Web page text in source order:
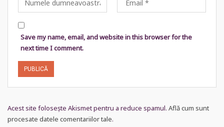
Save my name, email, and website in this browser for the
next time I comment.
Acest site folosește Akismet pentru a reduce spamul. Află cum sunt
procesate datele comentariilor tale.